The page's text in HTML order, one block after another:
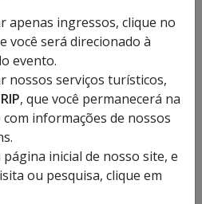
apenas ingressos, clique no
você será direcionado à
evento.
nossos serviços turísticos,
, que você permanecerá na
informações de nossos
inicial de nosso site, e
ou pesquisa, clique em